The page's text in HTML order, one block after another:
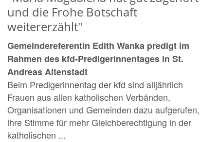
und die Frohe Botschaft
weitererzählt"
Gemeindereferentin Edith Wanka predigt im
Rahmen des kfd-Predigerinnentages in St.
Andreas Altenstadt
Beim Predigerinnentag der kfd sind alljährlich
Frauen aus allen katholischen Verbänden,
Organisationen und Gemeinden dazu aufgerufen,
ihre Stimme für mehr Gleichberechtigung in der
katholischen ...